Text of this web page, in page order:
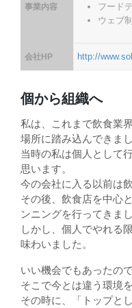
事業内容
フード
ウェブ
会社HP http://
個から組織へ
私は、これまで飲食業
場所に踏み込んできまし
当時の私は個人として
思います。
今の会社に入る以前は
その後、飲食店を中心
ンニングを行ってきまし
しかし、個人でやれる
味わいました。
いい機会でもあったので
そこで今とは違う環境
その時に、「トップと